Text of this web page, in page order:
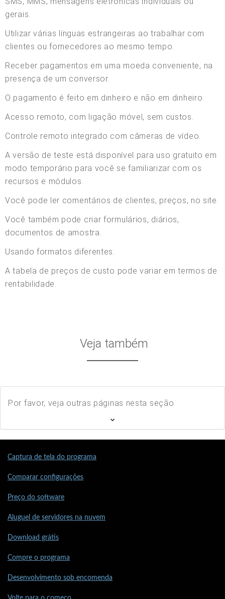
gerais.
Utilizar várias línguas estrangeiras ao trabalhar com
clientes ou fornecedores ao mesmo tempo.
Receber pagamentos em uma moeda conveniente, na
presença de um conversor.
O pagamento é feito em dinheiro e não em dinheiro.
Acesso remoto, com ligação móvel, sem custos.
Controle remoto integrado com câmeras de vídeo.
A versão de teste está disponível para uso gratuito em
modo temporário para você se familiarizar com os
recursos e módulos.
Você pode ler comentários de clientes, preços, no site.
Você também pode criar formulários, diários,
documentos de amostra.
Usando formatos diferentes.
A tabela de preços de custo pode variar em termos de
rentabilidade.
Veja também
Por favor, veja outras páginas nesta seção
Captura de tela do programa
Comparar configurações
Preço do software
Aluguel de servidores na nuvem
Download grátis
Compre o programa
Desenvolvimento sob encomenda